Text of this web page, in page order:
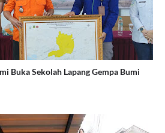
Buka Sekolah Lapang Gempa Bumi